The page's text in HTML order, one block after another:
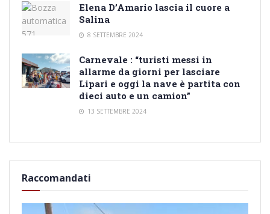
Elena D’Amario lascia il cuore a
Salina
8 SETTEMBRE 2024
Carnevale : “turisti messi in
allarme da giorni per lasciare
Lipari e oggi la nave è partita con
dieci auto e un camion”
13 SETTEMBRE 2024
Raccomandati